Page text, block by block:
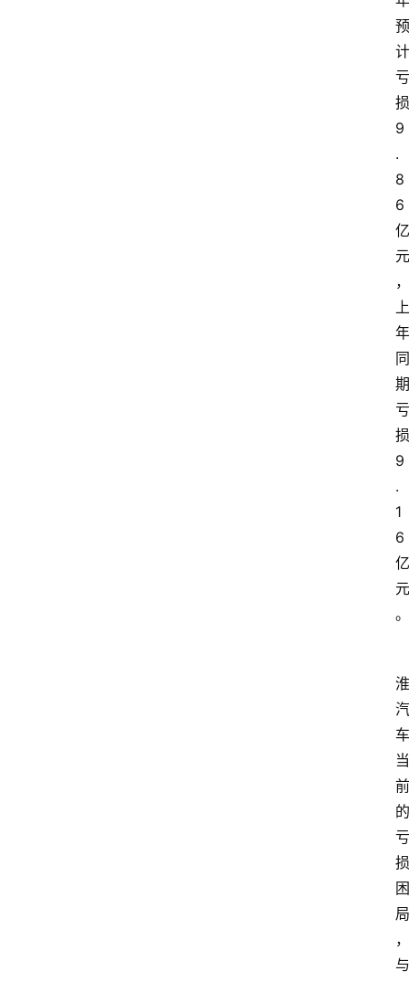
预
计
亏
损
9
.
8
6
亿
元
，
上
年
同
期
亏
损
9
.
1
6
亿
元
。
淮
汽
车
当
前
的
亏
损
困
局
，
与